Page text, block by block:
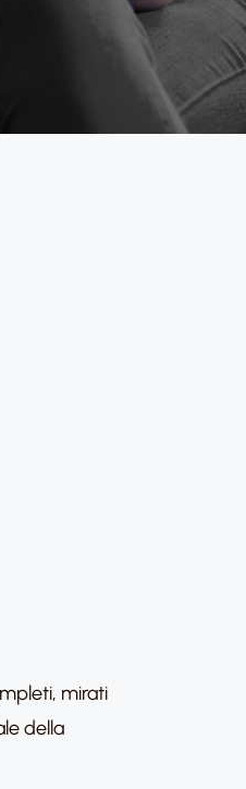
mirati
della